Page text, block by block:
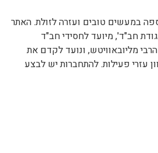
במעשים טובים ועזרה לזולת. האתר
חב"ד', מיועד לחסידי חב"ד
מליובאוויטש, ונועד לקדם את
עזרי פעילות. להתחברות יש לבצע